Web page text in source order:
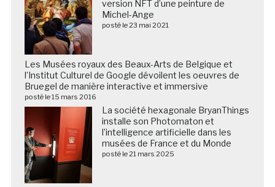
version NFT d’une peinture de
Michel-Ange
posté le 23 mai 2021
Les Musées royaux des Beaux-Arts de Belgique et
l’Institut Culturel de Google dévoilent les oeuvres de
Bruegel de manière interactive et immersive
posté le 15 mars 2016
La société hexagonale BryanThings
installe son Photomaton et
l’intelligence artificielle dans les
musées de France et du Monde
posté le 21 mars 2025